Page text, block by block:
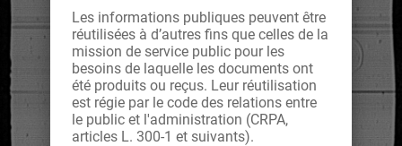
Les informations publiques peuvent être
réutilisées à d’autres fins que celles de la
mission de service public pour les
besoins de laquelle les documents ont
été produits ou reçus. Leur réutilisation
est régie par le code des relations entre
le public et l'administration (CRPA,
articles L. 300-1 et suivants).